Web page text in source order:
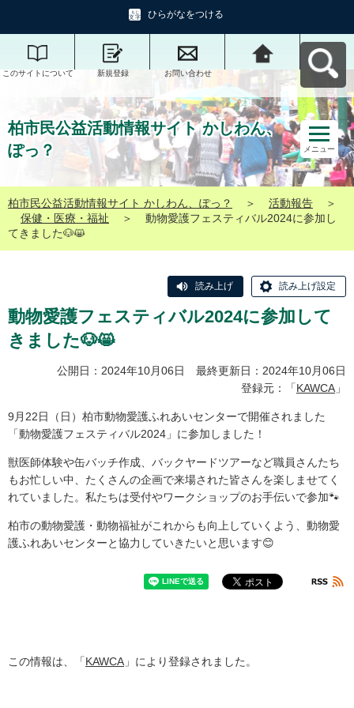
ひらがなをつける
このサイトについて 新規登録 お問い合わせ
柏市民公益活動情報
サイト かしわん、ぽ
っ？へ戻る
柏市民公益活動情報サイト かしわん、
ぽっ？
メニュー
柏市民公益活動情報サイト かしわん、ぽっ？ ＞ 活動報告
＞
保健・医療・福祉
＞
動物愛護フェスティバル2024に参加し
てきました🐶😸
読み上げ 読み上げ設定
動物愛護フェスティバル2024に参加して
きました🐶😸
公開日：2024年10月06日 最終更新日：2024年10月06日
登録元：「KAWCA 」
9月22日（日）柏市動物愛護ふれあいセンターで開催されました
「動物愛護フェスティバル2024」に参加しました！
獣医師体験や缶バッチ作成、バックヤードツアーなど職員さんたち
もお忙しい中、たくさんの企画で来場された皆さんを楽しませてく
れていました。私たちは受付やワークショップのお手伝いで参加🐾
柏市の動物愛護・動物福祉がこれからも向上していくよう、動物愛
護ふれあいセンターと協力していきたいと思います😊
この情報は、「KAWCA 」により登録されました。